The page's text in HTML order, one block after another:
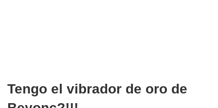
Tengo el vibrador de oro de